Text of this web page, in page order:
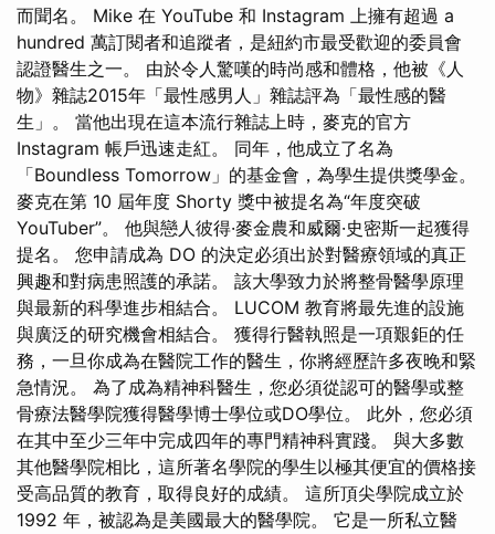
而聞名。 Mike 在 YouTube 和 Instagram 上擁有超過 a
hundred 萬訂閱者和追蹤者，是紐約市最受歡迎的委員會
認證醫生之一。 由於令人驚嘆的時尚感和體格，他被《人
物》雜誌2015年「最性感男人」雜誌評為「最性感的醫
生」。 當他出現在這本流行雜誌上時，麥克的官方
Instagram 帳戶迅速走紅。 同年，他成立了名為
「Boundless Tomorrow」的基金會，為學生提供獎學金。
麥克在第 10 屆年度 Shorty 獎中被提名為“年度突破
YouTuber”。 他與戀人彼得·麥金農和威爾·史密斯一起獲得
提名。 您申請成為 DO 的決定必須出於對醫療領域的真正
興趣和對病患照護的承諾。 該大學致力於將整骨醫學原理
與最新的科學進步相結合。 LUCOM 教育將最先進的設施
與廣泛的研究機會相結合。 獲得行醫執照是一項艱鉅的任
務，一旦你成為在醫院工作的醫生，你將經歷許多夜晚和緊
急情況。 為了成為精神科醫生，您必須從認可的醫學或整
骨療法醫學院獲得醫學博士學位或DO學位。 此外，您必須
在其中至少三年中完成四年的專門精神科實踐。 與大多數
其他醫學院相比，這所著名學院的學生以極其便宜的價格接
受高品質的教育，取得良好的成績。 這所頂尖學院成立於
1992 年，被認為是美國最大的醫學院。 它是一所私立醫